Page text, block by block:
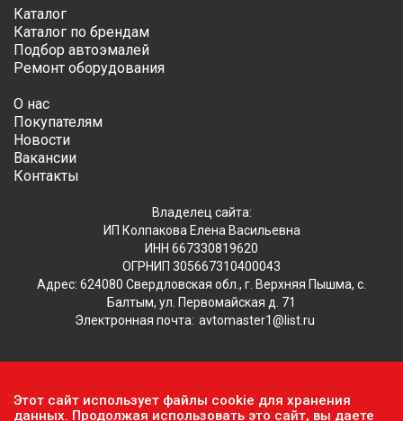
Каталог
Каталог по брендам
Подбор автоэмалей
Ремонт оборудования
О нас
Покупателям
Новости
Вакансии
Контакты
Владелец сайта:
ИП Колпакова Елена Васильевна
ИНН 667330819620
ОГРНИП 305667310400043
Адрес: 624080 Свердловская обл., г. Верхняя Пышма, с.
Балтым, ул. Первомайская д. 71
Электронная почта: avtomaster1@list.ru
Обратите внимание, что данный сайт носит исключительно
информационный характер и ни при каких условиях не
Этот сайт использует файлы cookie для хранения
данных. Продолжая использовать это сайт, вы даете